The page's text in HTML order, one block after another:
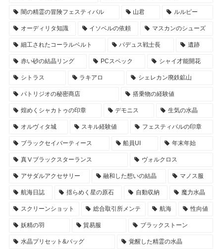
闇の精霊の冒険フェスティバル 山君 ルルピー
オーディリタ知識 イソベルの依頼 マスカンのシューズ
細工されたコーラルベルト パデュス戦士長 遺跡
赤い砂の結晶リング PCスペック シャイ才能開花
シトラス ラキアロ シェレカン廃鉄鉱山
パトリジオの秘密商店 搭乗物の経験値
煌めくシャカトゥの印章 デモニス 生気の水晶
オルヴィタ城 スキル経験値 フェスティバルの印章
ブラックセイバーティース 船員UI 年末年始
真Ⅴブラックスターランス ヴォルクロス
アサダルアクセサリー 融和した想いの結晶 マノス服
航海日誌 揺らめく星の原石 自動収納 魔力水晶
スクリーンショット 総合取引所メンテ 航海 性向値
妖精の羽 貿易服 ブラックストーン
水晶プリセット&バッグ 覚醒した精霊の水晶